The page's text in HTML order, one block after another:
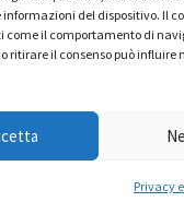
del dispositivo. Il
come il comportamento di
ritirare il consenso può
Privacy
Mappa del sito|